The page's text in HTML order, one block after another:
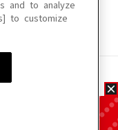
場合があります。
合があります。
and to analyze
to customize